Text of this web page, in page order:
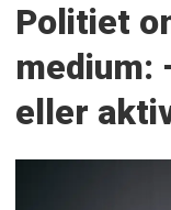
Politiet
medium:
eller